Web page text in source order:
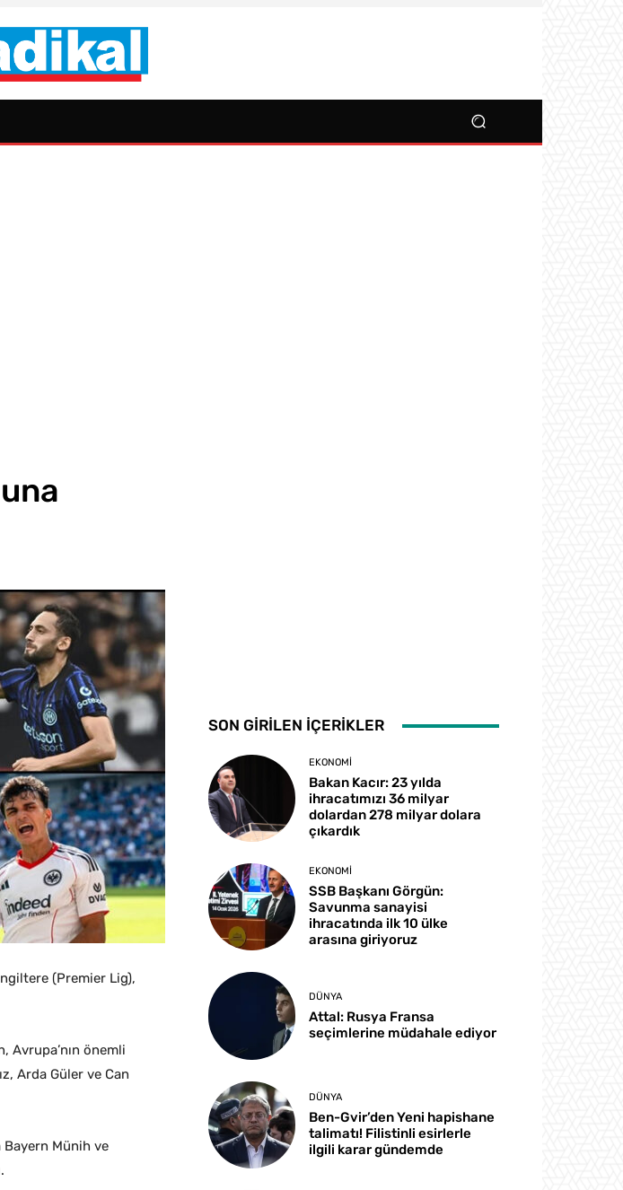
(Premier Lig),
Avrupa’nın önemli
Arda Güler ve Can
Bayern Münih ve
SON GİRİLEN İÇERİKLER
EKONOMI
Bakan Kacır: 23 yılda
ihracatımızı 36 milyar
dolardan 278 milyar dolara
çıkardık
EKONOMI
SSB Başkanı Görgün:
Savunma sanayisi
ihracatında ilk 10 ülke
arasına giriyoruz
DÜNYA
Attal: Rusya Fransa
seçimlerine müdahale ediyor
DÜNYA
Ben-Gvir’den Yeni hapishane
talimatı! Filistinli esirlerle
ilgili karar gündemde